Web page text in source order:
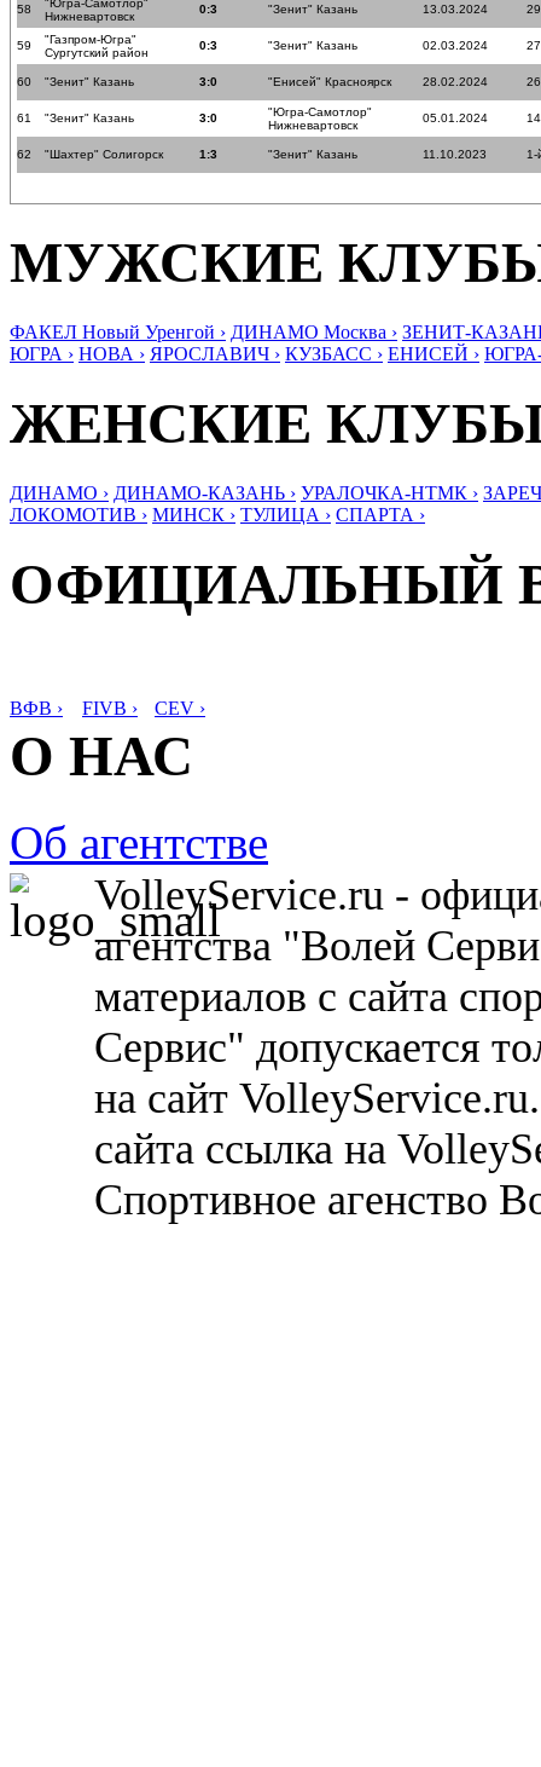
58
"Югра-Самотлор"
Нижневартовск
0:3 "Зенит" Казань 13.03.2024
59
"Газпром-Югра"
Сургутский район
0:3 "Зенит" Казань 02.03.2024
60 "Зенит" Казань 3:0 "Енисей" Красноярск 28.02.2024
61 "Зенит" Казань 3:0
"Югра-Самотлор"
Нижневартовск
05.01.2024
62 "Шахтер" Солигорск 1:3 "Зенит" Казань 11.10.2023 1-
МУЖСКИЕ
ФАКЕЛ Новый Уренгой › ДИНАМО Москва › ЗЕНИТ-
ЮГРА › НОВА › ЯРОСЛАВИЧ › КУЗБАСС › ЕНИСЕЙ ›
ЖЕНСКИЕ
ДИНАМО › ДИНАМО-КАЗАНЬ › УРАЛОЧКА-НТМК ›
ЛОКОМОТИВ › МИНСК › ТУЛИЦА › СПАРТА ›
ОФИЦИАЛЬНЫЙ
ВФВ › FIVB › CEV ›
О НАС
Об агентстве
VolleyService.ru -
агентства "Волей
материалов с сайта
Сервис" допускается
на сайт
сайта ссылка на
Спортивное агенство